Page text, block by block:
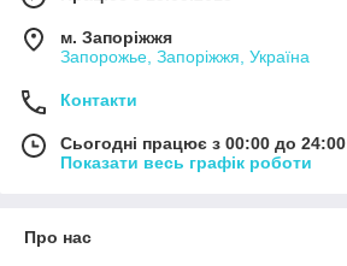
м. Запоріжжя
Запорожье, Запоріжжя, Україна
Контакти
Сьогодні працює з 00:00 до 24:00
Показати весь графік роботи
Про нас